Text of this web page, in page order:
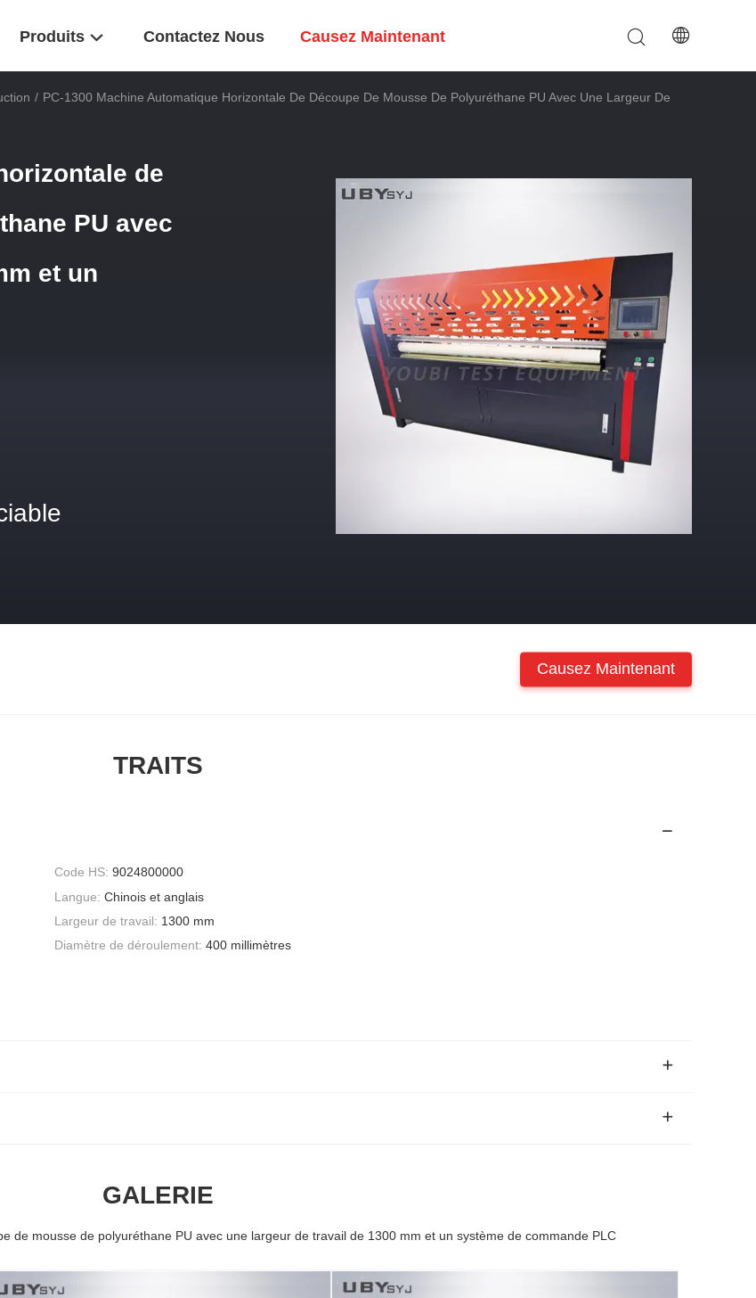
Produits Contactez Nous Causez Maintenant
/ PC-1300 Machine Automatique Horizontale De Découpe De Mousse De Polyuréthane PU Avec Une Largeur De
de
PU avec
et un
Causez Maintenant
TRAITS
Code HS: 9024800000
Langue: Chinois et anglais
Largeur de travail: 1300 mm
Diamètre de déroulement: 400 millimètres
GALERIE
de mousse de polyuréthane PU avec une largeur de travail de 1300 mm et un système de commande PLC